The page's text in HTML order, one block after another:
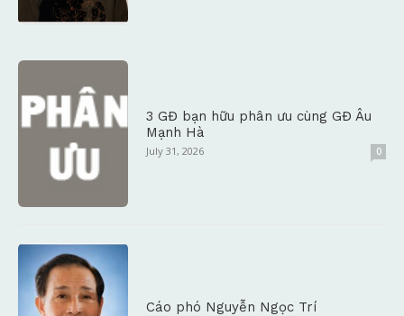
3 GĐ bạn hữu phân ưu cùng GĐ Âu
Mạnh Hà
July 31, 2026 0
Cáo phó Nguyễn Ngọc Trí